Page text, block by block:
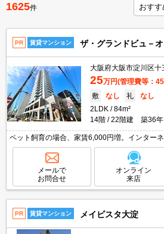
1625件
PR 賃貸マンション ザ・グランドビュ－
大阪府大阪市淀川区十
25万円(管理費等：
敷
なし 礼
なし
2LDK
84m²
14階
22階建 築36年
ペット飼育の場合、家賃6,000円増。インター
ウナ。退去時清掃費99,000円。コンシェルジ
ザー付き。トランクルーム使用可44,000円/月。
メールで
お問合せ
オンライン
来店
PR 賃貸マンション メイビスタ大淀